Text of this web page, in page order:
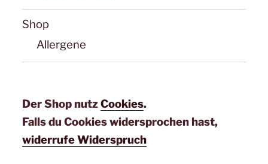
Shop
Allergene
Der Shop nutzCookies.
Falls du Cookies widersprochen hast,
widerrufe Widerspruch